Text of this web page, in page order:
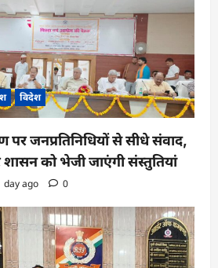
विदेश
पर जनप्रतिनिधियों से सीधे संवाद,
को भेजी जाएंगी संस्तुतियां
day ago 0